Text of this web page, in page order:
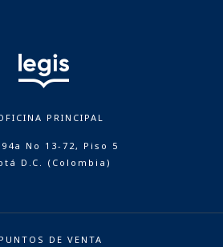
PRINCIPAL
No 13-72, Piso 5
D.C. (Colombia)
PUNTOS DE VENTA